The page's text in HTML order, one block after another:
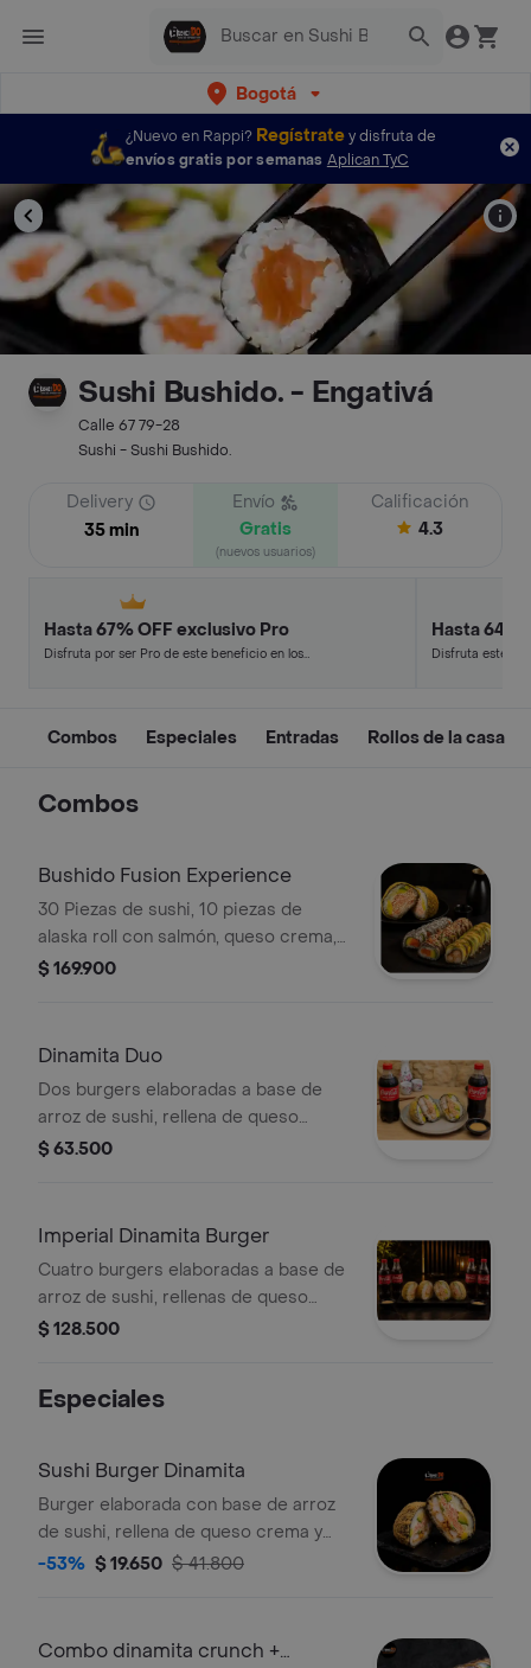
Bogotá
¿Nuevo en Rappi? Regístratey disfruta de
envíos gratis por semanas Aplican TyC
Sushi Bushido. - Engativá
Calle 67 79-28
Sushi - Sushi Bushido.
Delivery
35 min
Envío
Gratis
(nuevos usuarios)
Calificación
4.3
Hasta 67% OFF exclusivo Pro
Disfruta por ser Pro de este beneficio en los
Hasta 64%
Disfruta este
Combos Especiales Entradas Rollos de la casa
Combos
Bushido Fusion Experience
30 Piezas de sushi, 10 piezas de
alaska roll con salmón, queso crema,
topping de aguacate, salmón, 10
queso crema con toping de aguacate,
Sushi Burgers Dinamita!
$ 169.900
Dinamita Duo
Dos burgers elaboradas a base de
arroz de sushi, rellena de queso
crema y aguacate cremoso, ensalada
salsa teriyaki. incluye coca cola
personal por burger.
$ 63.500
Imperial Dinamita Burger
Cuatro burgers elaboradas a base de
arroz de sushi, rellenas de queso
crema y aguacate cremoso, ensalada
salsa teriyaki. incluye coca cola
$ 128.500
Especiales
Sushi Burger Dinamita
Burger elaborada con base de arroz
de sushi, rellena de queso crema y
aguacate cremoso, con ensalada
con salsa teriyaki.
-53% $ 19.650 $ 41.800
Combo dinamita crunch +